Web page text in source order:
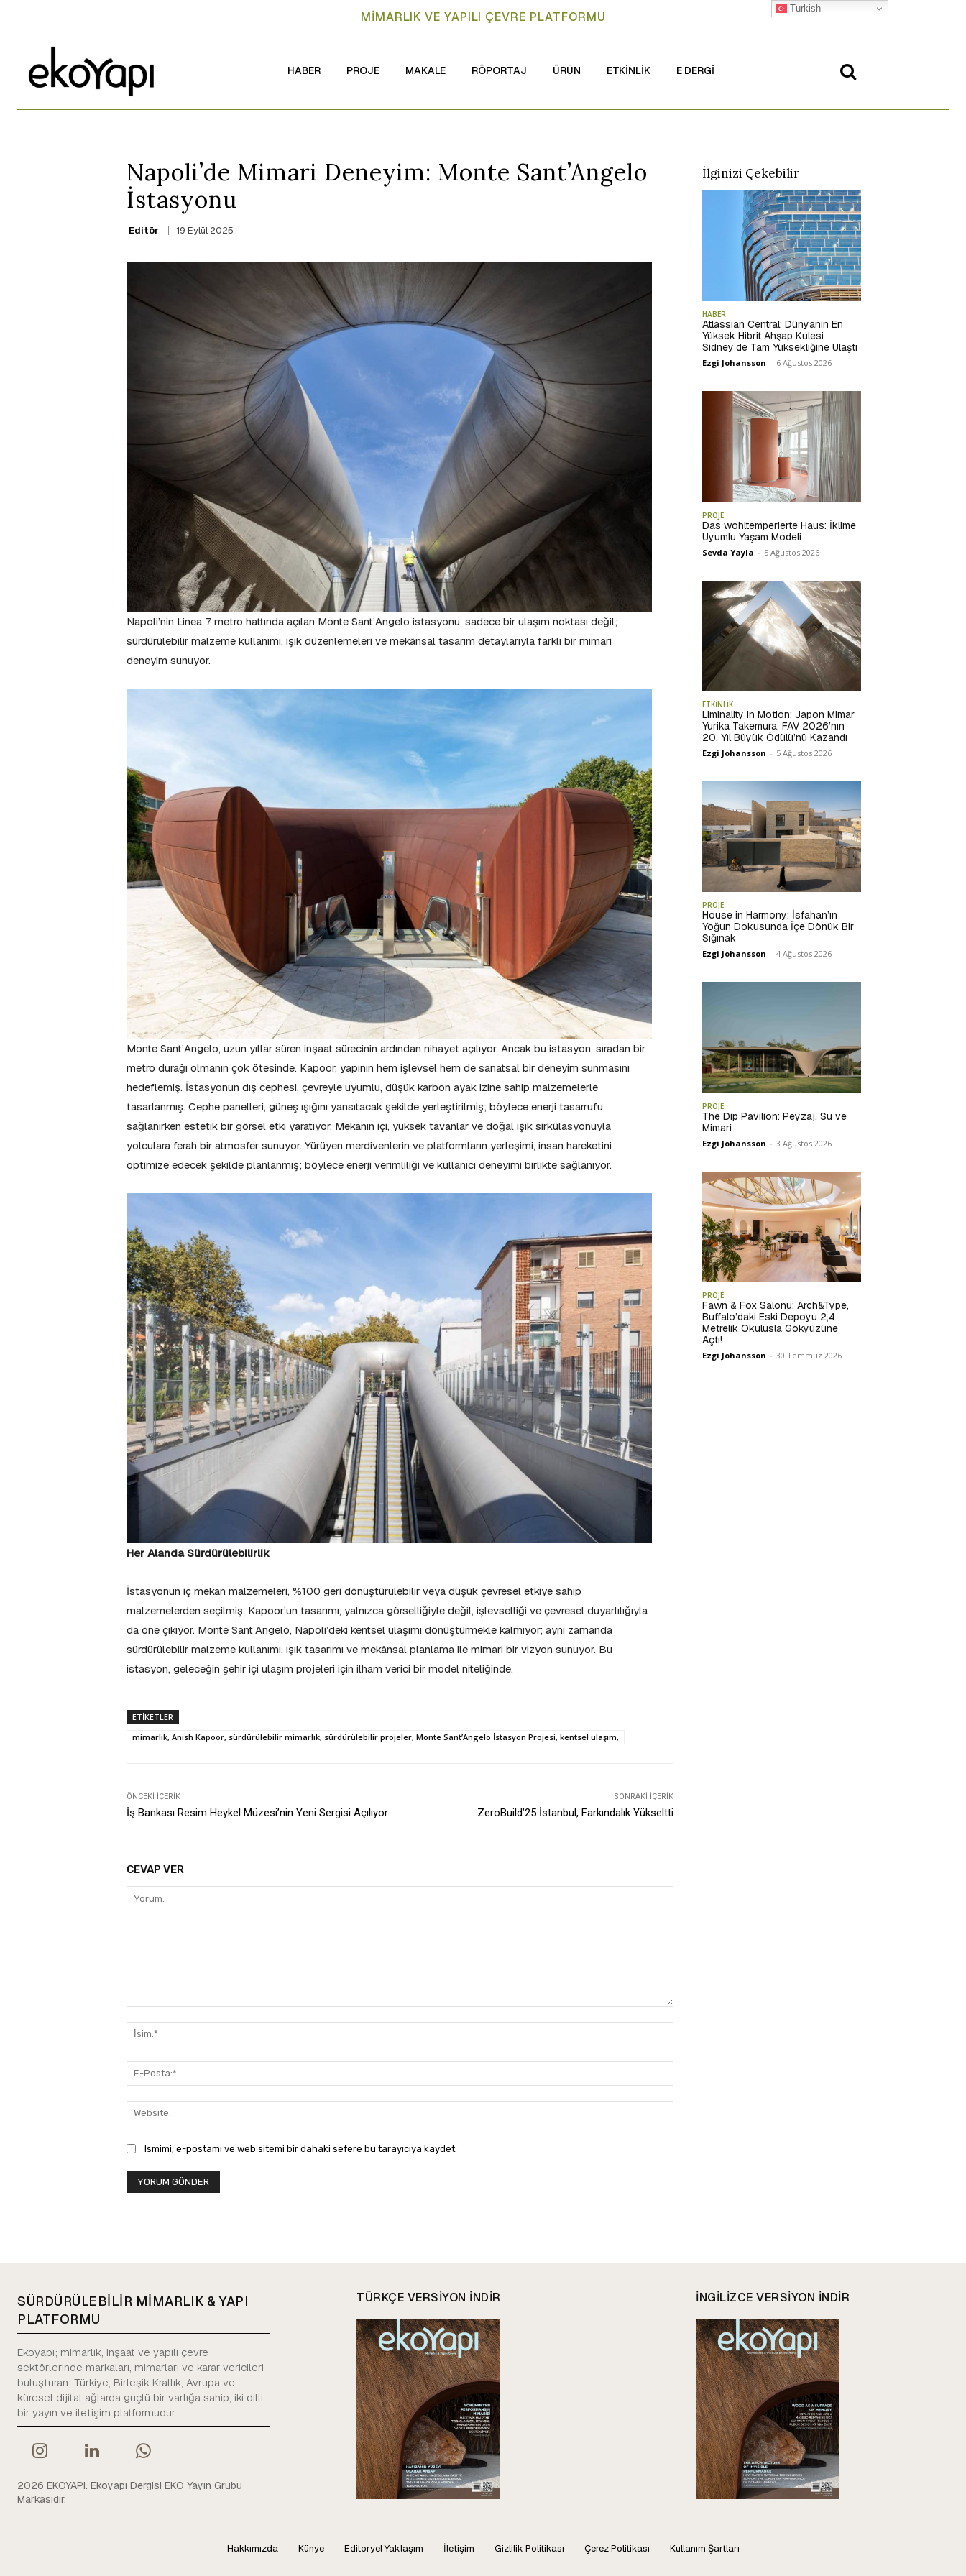
MİMARLIK VE YAPILI ÇEVRE PLATFORMU
HABER PROJE MAKALE RÖPORTAJ ÜRÜN ETKİNLİK E DERGİ
Napoli’de Mimari Deneyim: Monte Sant’Angelo
İstasyonu
Editör 19 Eylül 2025
Napoli’nin Linea 7 metro hattında açılan Monte Sant’Angelo istasyonu, sadece bir ulaşım noktası değil;
sürdürülebilir malzeme kullanımı, ışık düzenlemeleri ve mekânsal tasarım detaylarıyla farklı bir mimari
deneyim sunuyor.
Monte Sant’Angelo, uzun yıllar süren inşaat sürecinin ardından nihayet açılıyor. Ancak bu istasyon, sıradan bir
metro durağı olmanın çok ötesinde. Kapoor, yapının hem işlevsel hem de sanatsal bir deneyim sunmasını
hedeflemiş. İstasyonun dış cephesi, çevreyle uyumlu, düşük karbon ayak izine sahip malzemelerle
tasarlanmış. Cephe panelleri, güneş ışığını yansıtacak şekilde yerleştirilmiş; böylece enerji tasarrufu
sağlanırken estetik bir görsel etki yaratıyor. Mekanın içi, yüksek tavanlar ve doğal ışık sirkülasyonuyla
yolculara ferah bir atmosfer sunuyor. Yürüyen merdivenlerin ve platformların yerleşimi, insan hareketini
optimize edecek şekilde planlanmış; böylece enerji verimliliği ve kullanıcı deneyimi birlikte sağlanıyor.
Her Alanda Sürdürülebilirlik
İstasyonun iç mekan malzemeleri, %100 geri dönüştürülebilir veya düşük çevresel etkiye sahip
malzemelerden seçilmiş. Kapoor’un tasarımı, yalnızca görselliğiyle değil, işlevselliği ve çevresel duyarlılığıyla
da öne çıkıyor. Monte Sant’Angelo, Napoli’deki kentsel ulaşımı dönüştürmekle kalmıyor; aynı zamanda
sürdürülebilir malzeme kullanımı, ışık tasarımı ve mekânsal planlama ile mimari bir vizyon sunuyor. Bu
istasyon, geleceğin şehir içi ulaşım projeleri için ilham verici bir model niteliğinde.
ETIKETLER
mimarlık, Anish Kapoor, sürdürülebilir mimarlık, sürdürülebilir projeler, Monte Sant’Angelo İstasyon Projesi, kentsel ulaşım,
ÖNCEKI İÇERIK
İş Bankası Resim Heykel Müzesi’nin Yeni Sergisi Açılıyor
SONRAKI İÇERIK
ZeroBuild’25 İstanbul, Farkındalık Yükseltti
CEVAP VER
Posta:*
Ismimi, e-postamı ve web sitemi bir dahaki sefere bu tarayıcıya kaydet.
İlginizi Çekebilir
HABER
Atlassian Central: Dünyanın En
Yüksek Hibrit Ahşap Kulesi
Sidney’de Tam Yüksekliğine Ulaştı
Ezgi Johansson - 6 Ağustos 2026
PROJE
Das wohltemperierte Haus: İklime
Uyumlu Yaşam Modeli
Sevda Yayla - 5 Ağustos 2026
ETKİNLİK
Liminality in Motion: Japon Mimar
Yurika Takemura, FAV 2026’nın
20. Yıl Büyük Ödülü’nü Kazandı
Ezgi Johansson - 5 Ağustos 2026
PROJE
House in Harmony: İsfahan’ın
Yoğun Dokusunda İçe Dönük Bir
Sığınak
Ezgi Johansson - 4 Ağustos 2026
PROJE
The Dip Pavilion: Peyzaj, Su ve
Mimari
Ezgi Johansson - 3 Ağustos 2026
PROJE
Fawn & Fox Salonu: Arch&Type,
Buffalo’daki Eski Depoyu 2,4
Metrelik Okulusla Gökyüzüne
Açtı!
Ezgi Johansson - 30 Temmuz 2026
SÜRDÜRÜLEBİLİR MİMARLIK & YAPI
PLATFORMU
Ekoyapı; mimarlık, inşaat ve yapılı çevre
sektörlerinde markaları, mimarları ve karar vericileri
buluşturan; Türkiye, Birleşik Krallık, Avrupa ve
küresel dijital ağlarda güçlü bir varlığa sahip, iki dilli
bir yayın ve iletişim platformudur.
2026 EKOYAPI. Ekoyapı Dergisi EKO Yayın Grubu
Markasıdır.
TÜRKÇE VERSIYON INDIR INGILIZCE VERSIYON INDIR
Hakkımızda Künye Editoryel Yaklaşım İletişim Gizlilik Politikası Çerez Politikası Kullanım Şartları
Turkish